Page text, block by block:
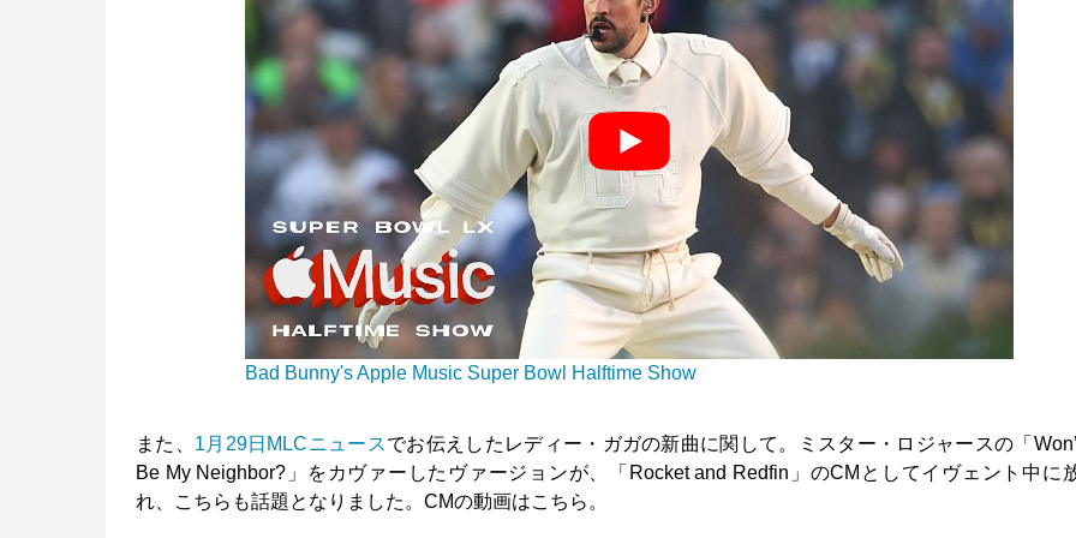
Bad Bunny's Apple Music Super Bowl Halftime Show
また、 1月29日MLCニュースでお伝えしたレディー・ガガの新曲に関して。ミスター・ロジャースの「
Be My Neighbor?」をカヴァーしたヴァージョンが、「Rocket and Redfin」のCMとしてイヴェント中に
れ、こちらも話題となりました。CMの動画はこちら。